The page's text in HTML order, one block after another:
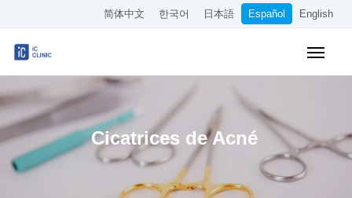
简体中文 한국어 日本語 Español English
Cicatrices de Acné
Acceso
Sobre la Clínica